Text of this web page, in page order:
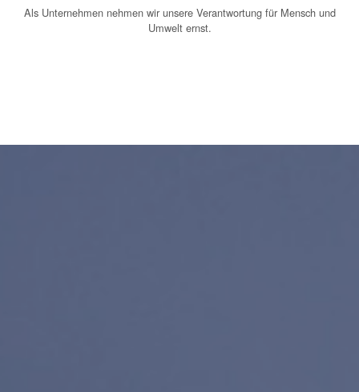
Als Unternehmen nehmen wir unsere Verantwortung für Mensch und
Umwelt ernst.